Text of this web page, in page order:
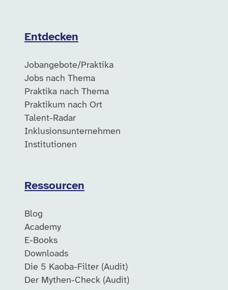
Entdecken
Jobangebote/Praktika
Jobs nach Thema
Praktika nach Thema
Praktikum nach Ort
Talent-Radar
Inklusionsunternehmen
Institutionen
Ressourcen
Blog
Academy
E-Books
Downloads
Die 5 Kaoba-Filter (Audit)
Der Mythen-Check (Audit)